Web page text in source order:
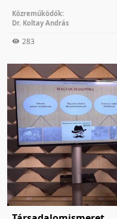
Közreműködők:
Dr. Koltay András
283